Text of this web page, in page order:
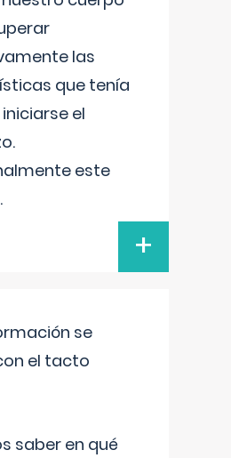
las
que tenía
el
este
+
se
el tacto
saber en qué